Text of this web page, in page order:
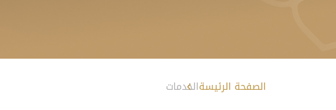
الصفحة الرئيسةالخدمات